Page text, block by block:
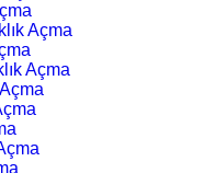
Açma
Açma